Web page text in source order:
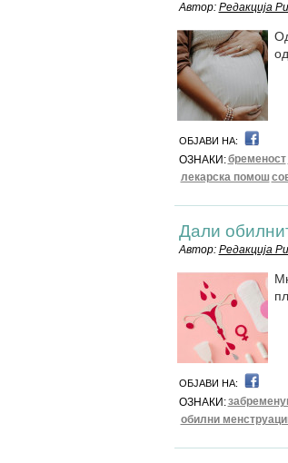
Автор: Редакција
ОБЈАВИ НА:
ОЗНАКИ:бременост
лекарска помош
Дали
Автор: Редакција
ОБЈАВИ НА:
ОЗНАКИ:
обилни